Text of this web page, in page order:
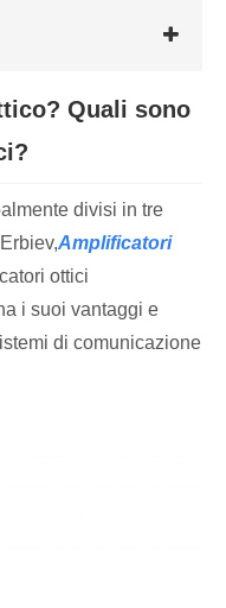
Quali sono
divisi in tre
Amplificatori
ottici
i suoi vantaggi e
di comunicazione